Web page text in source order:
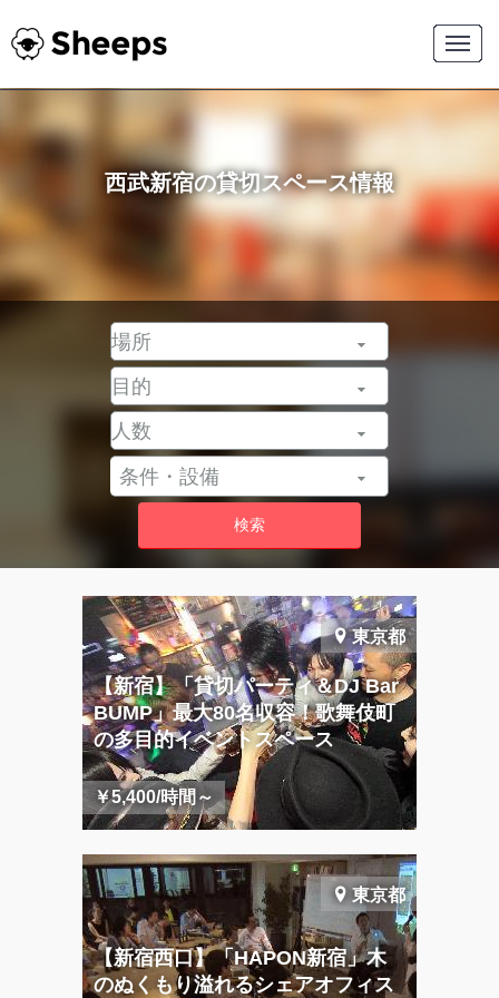
西武新宿の貸切スペース情報
条件・設備
【新宿】「貸切パーティ＆DJ Bar
BUMP」最大80名収容！歌舞伎町
の多目的イベントスペース
￥5,400/時間～
東京都
【新宿西口】「HAPON新宿」木
のぬくもり溢れるシェアオフィス
東京都